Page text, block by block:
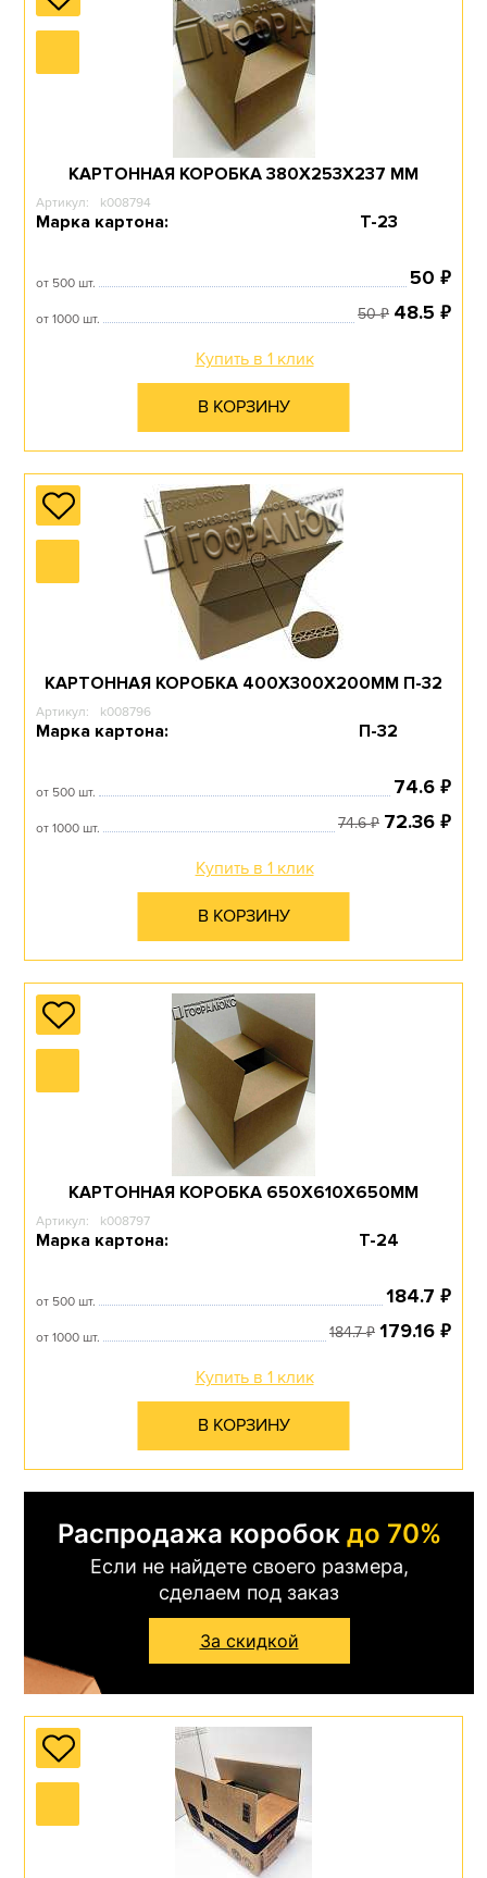
КАРТОННАЯ КОРОБКА 380Х253Х237 ММ
Артикул: k008794
Марка картона: Т-23
от 500 шт. 50 ₽
от 1000 шт. 50₽ 48.5 ₽
Купить в 1 клик
В КОРЗИНУ
КАРТОННАЯ КОРОБКА 400Х300Х200ММ П-32
Артикул: k008796
Марка картона: П-32
от 500 шт. 74.6 ₽
от 1000 шт. 74.6₽ 72.36 ₽
Купить в 1 клик
В КОРЗИНУ
КАРТОННАЯ КОРОБКА 650Х610Х650ММ
Артикул: k008797
Марка картона: Т-24
от 500 шт. 184.7 ₽
от 1000 шт. 184.7₽ 179.16 ₽
Купить в 1 клик
В КОРЗИНУ
Распродажа коробок до 70%
Если не найдете своего размера,
сделаем под заказ
За скидкой